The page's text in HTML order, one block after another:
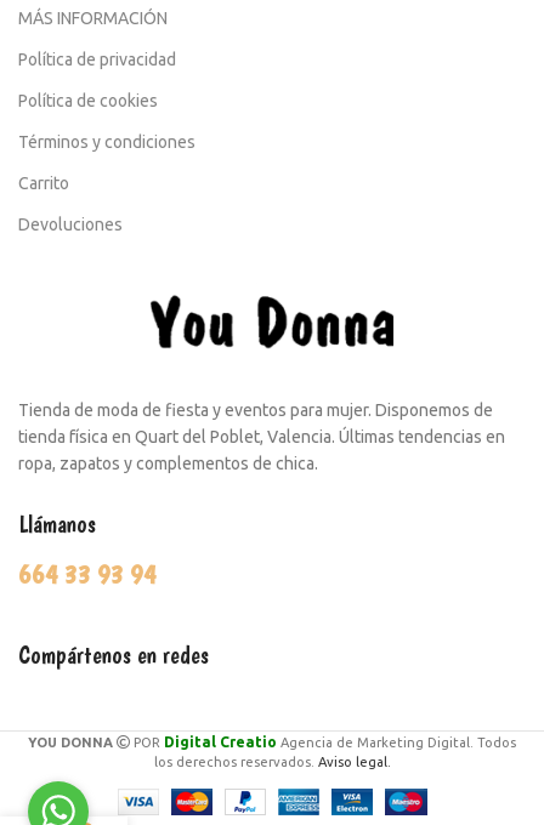
MÁS INFORMACIÓN
Política de privacidad
Política de cookies
Términos y condiciones
Carrito
Devoluciones
Tienda de moda de fiesta y eventos para mujer. Disponemos de
tienda física en Quart del Poblet, Valencia. Últimas tendencias en
ropa, zapatos y complementos de chica.
Llámanos
664 33 93 94
Compártenos en redes
YOU DONNA POR Digital Creatio Agencia de Marketing Digital. Todos
los derechos reservados. Aviso legal.